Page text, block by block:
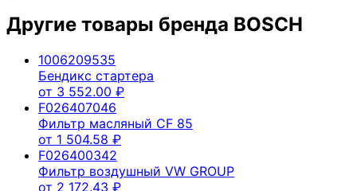
Другие товары бренда BOSCH
1006209535
Бендикс стартера
от 3 552.00 ₽
F026407046
Фильтр масляный CF 85
от 1 504.58 ₽
F026400342
Фильтр воздушный VW GROUP
от 2 172.43 ₽